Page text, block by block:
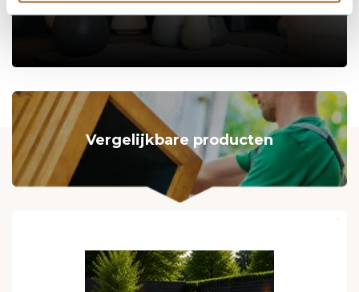
Vergelijkbare producten